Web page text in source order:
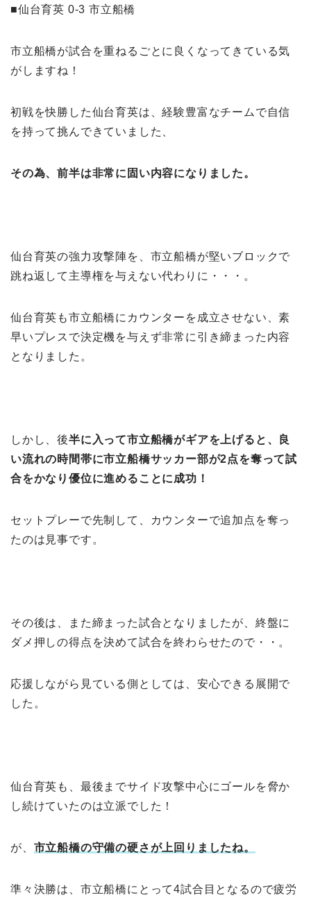
■仙台育英 0-3 市立船橋
市立船橋が試合を重ねるごとに良くなってきている気
がしますね！
初戦を快勝した仙台育英は、経験豊富なチームで自信
を持って挑んできていました、
その為、前半は非常に固い内容になりました。
仙台育英の強力攻撃陣を、市立船橋が堅いブロックで
跳ね返して主導権を与えない代わりに・・・。
仙台育英も市立船橋にカウンターを成立させない、素
早いプレスで決定機を与えず非常に引き締まった内容
となりました。
しかし、後半に入って市立船橋がギアを上げると、良
い流れの時間帯に市立船橋サッカー部が2点を奪って試
合をかなり優位に進めることに成功！
セットプレーで先制して、カウンターで追加点を奪っ
たのは見事です。
その後は、また締まった試合となりましたが、終盤に
ダメ押しの得点を決めて試合を終わらせたので・・。
応援しながら見ている側としては、安心できる展開で
した。
仙台育英も、最後までサイド攻撃中心にゴールを脅か
し続けていたのは立派でした！
が、 市立船橋の守備の硬さが上回りましたね。
準々決勝は、市立船橋にとって4試合目となるので疲労